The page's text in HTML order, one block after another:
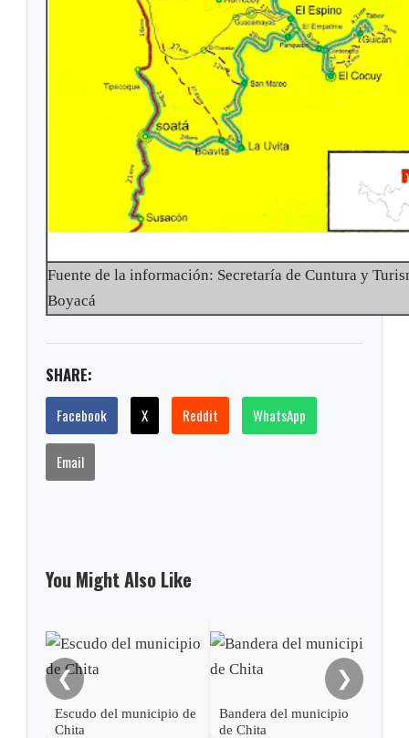
Fuente de la información: Secretaría de Cuntura y
Boyacá
SHARE:
Facebook X Reddit WhatsApp
Email
You Might Also Like
❮
Escudo del municipio de
Chita
Bandera del municipio
de Chita
❯